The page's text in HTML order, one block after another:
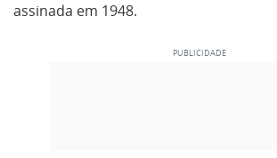
assinada em 1948.